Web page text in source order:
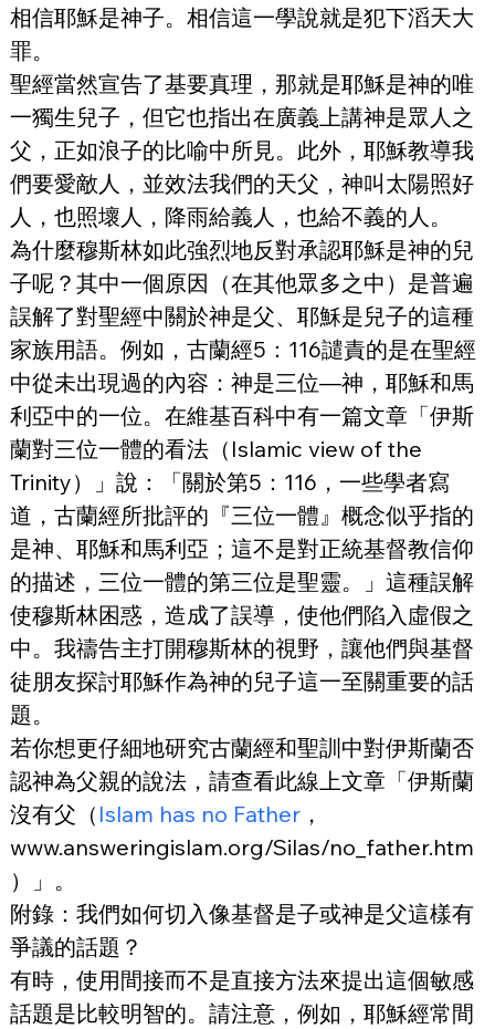
相信耶穌是神子。相信這一學說就是犯下滔天大
罪。
聖經當然宣告了基要真理，那就是耶穌是神的唯
一獨生兒子，但它也指出在廣義上講神是眾人之
父，正如浪子的比喻中所見。此外，耶穌教導我
們要愛敵人，並效法我們的天父，神叫太陽照好
人，也照壞人，降雨給義人，也給不義的人。
為什麼穆斯林如此強烈地反對承認耶穌是神的兒
子呢？其中一個原因（在其他眾多之中）是普遍
誤解了對聖經中關於神是父、耶穌是兒子的這種
家族用語。例如，古蘭經5：116譴責的是在聖經
中從未出現過的內容：神是三位—神，耶穌和馬
利亞中的一位。在維基百科中有一篇文章「伊斯
蘭對三位一體的看法（Islamic view of the
Trinity）」說：「關於第5：116，一些學者寫
道，古蘭經所批評的『三位一體』概念似乎指的
是神、耶穌和馬利亞；這不是對正統基督教信仰
的描述，三位一體的第三位是聖靈。」這種誤解
使穆斯林困惑，造成了誤導，使他們陷入虛假之
中。我禱告主打開穆斯林的視野，讓他們與基督
徒朋友探討耶穌作為神的兒子這一至關重要的話
題。
若你想更仔細地研究古蘭經和聖訓中對伊斯蘭否
認神為父親的說法，請查看此線上文章「伊斯蘭
沒有父（ Islam has no Father，
www.answeringislam.org/Silas/no_father.htm
）」。
附錄：我們如何切入像基督是子或神是父這樣有
爭議的話題？
有時，使用間接而不是直接方法來提出這個敏感
話題是比較明智的。請注意，例如，耶穌經常間